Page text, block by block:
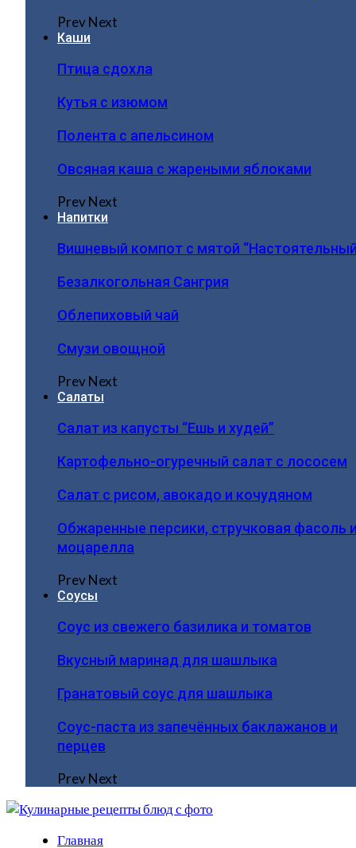
PrevNext
Каши
Птица сдохла
Кутья с изюмом
Полента с апельсином
Овсяная каша с жареными яблоками
PrevNext
Напитки
Вишневый компот с мятой
Безалкогольная Сангрия
Облепиховый чай
Смузи овощной
PrevNext
Салаты
Салат из капусты “Ешь и худей”
Картофельно-огуречный салат с лососем
Салат с рисом, авокадо и кочудяном
Обжаренные персики, стручковая фасоль
моцарелла
PrevNext
Соусы
Соус из свежего базилика и томатов
Вкусный маринад для шашлыка
Гранатовый соус для шашлыка
Соус-паста из запечённых баклажанов и
перцев
PrevNext
Главная